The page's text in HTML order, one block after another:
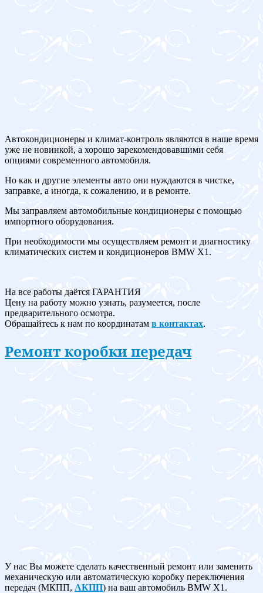
Автокондиционеры и климат-контроль являются в наше время
уже не новинкой, а хорошо зарекомендовавшими себя
опциями современного автомобиля.
Но как и другие элементы авто они нуждаются в чистке,
заправке, а иногда, к сожалению, и в ремонте.
Мы заправляем автомобильные кондиционеры с помощью
импортного оборудования.
При необходимости мы осуществляем ремонт и диагностику
климатических систем и кондиционеров BMW X1.
На все работы даётся ГАРАНТИЯ
Цену на работу можно узнать, разумеется, после
предварительного осмотра.
Обращайтесь к нам по координатам в контактах.
Ремонт коробки передач
У нас Вы можете сделать качественный ремонт или заменить
механическую или автоматическую коробку переключения
передач (МКПП, АКПП) на ваш автомобиль BMW X1.